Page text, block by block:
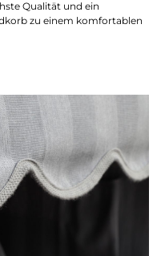
Qualität und ein
zu einem komfortablen